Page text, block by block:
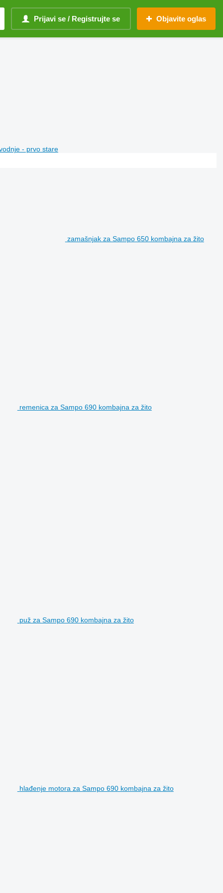
Prijavi se / Registrujte se Objavite oglas
- prvo stare
zamašnjak za Sampo 650 kombajna za žito
remenica za Sampo 690 kombajna za žito
puž za Sampo 690 kombajna za žito
hlađenje motora za Sampo 690 kombajna za žito